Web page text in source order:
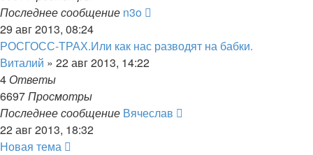
Последнее сообщение n3o
29 авг 2013, 08:24
РОСГОСС-ТРАХ.Или как нас разводят на бабки.
Виталий » 22 авг 2013, 14:22
4 Ответы
6697Просмотры
Последнее сообщение Вячеслав
22 авг 2013, 18:32
Новая тема